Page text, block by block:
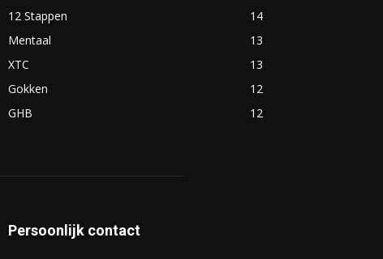
12 Stappen
14
Mentaal
13
XTC
13
Gokken
12
GHB
12
Persoonlijk contact